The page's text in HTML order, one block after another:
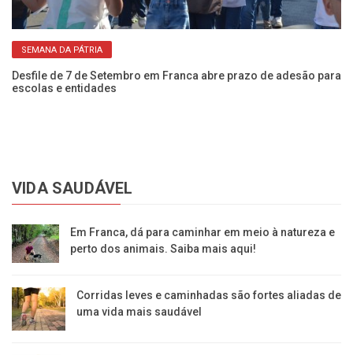
SEMANA DA PÁTRIA
Desfile de 7 de Setembro em Franca abre prazo de adesão para
escolas e entidades
VIDA SAUDÁVEL
Em Franca, dá para caminhar em meio à natureza e
perto dos animais. Saiba mais aqui!
Corridas leves e caminhadas são fortes aliadas de
uma vida mais saudável